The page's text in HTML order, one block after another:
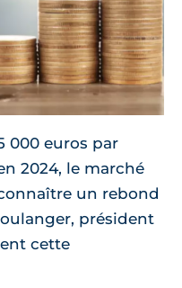
000 euros par
2024, le marché
un rebond
président
cette